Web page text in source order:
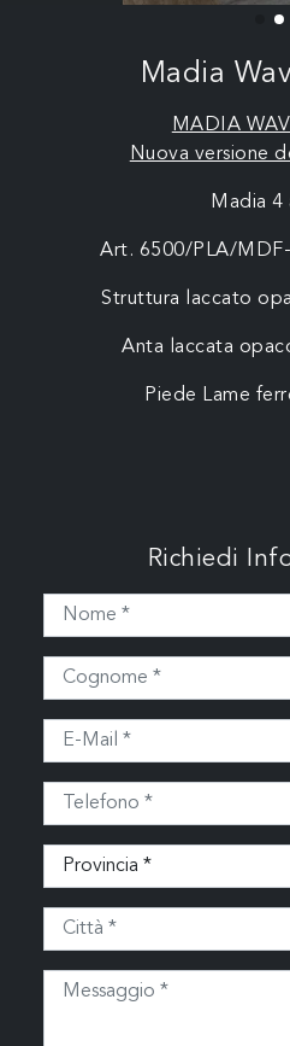
Madia
MADIA
Nuova versione
Madia 4
Art. 6500/PLA/
Struttura laccato
Anta laccata
Piede Lame
Richiedi